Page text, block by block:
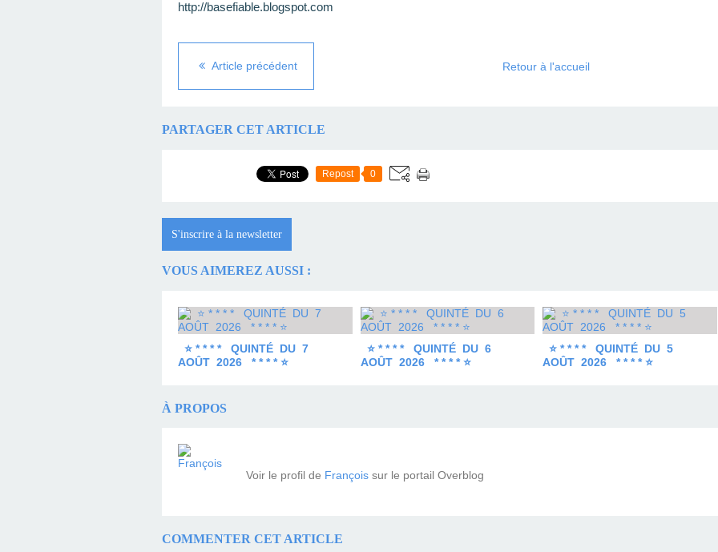
http://basefiable.blogspot.com
Article précédent Retour à l'accueil
PARTAGER CET ARTICLE
Repost 0
S'inscrire à la newsletter
VOUS AIMEREZ AUSSI :
⭐ * * * * QUINTÉ DU 7
AOÛT 2026 * * * * ⭐
⭐ * * * * QUINTÉ DU 6
AOÛT 2026 * * * * ⭐
⭐ * * * * QUINTÉ DU 5
AOÛT 2026 * * * * ⭐
À PROPOS
Voir le profil de François sur le portail Overblog
COMMENTER CET ARTICLE